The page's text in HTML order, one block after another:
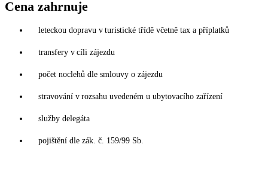
Cena zahrnuje
leteckou dopravu v turistické třídě včetně tax a příplatků
transfery v cíli zájezdu
počet noclehů dle smlouvy o zájezdu
stravování v rozsahu uvedeném u ubytovacího zařízení
služby delegáta
pojištění dle zák. č. 159/99 Sb.